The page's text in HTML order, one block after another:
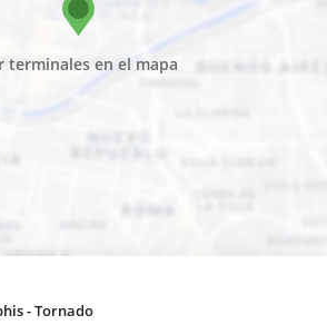
terminales en el mapa
- Tornado